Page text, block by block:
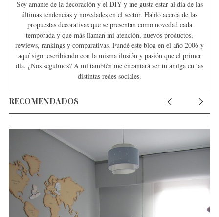
Soy amante de la decoración y el DIY y me gusta estar al día de las
últimas tendencias y novedades en el sector. Hablo acerca de las
propuestas decorativas que se presentan como novedad cada
temporada y que más llaman mi atención, nuevos productos,
rewiews, rankings y comparativas. Fundé este blog en el año 2006 y
aquí sigo, escribiendo con la misma ilusión y pasión que el primer
día. ¿Nos seguimos? A mí también me encantará ser tu amiga en las
distintas redes sociales.
RECOMENDADOS